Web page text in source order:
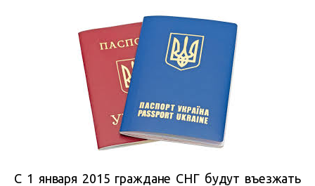
С 1 января 2015 граждане СНГ будут въезжать